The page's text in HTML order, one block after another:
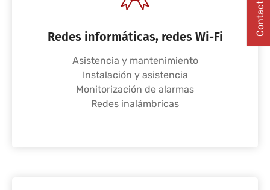
Redes informáticas, redes Wi-Fi
Asistencia y mantenimiento
Instalación y asistencia
Monitorización de alarmas
Redes inalámbricas
Contact